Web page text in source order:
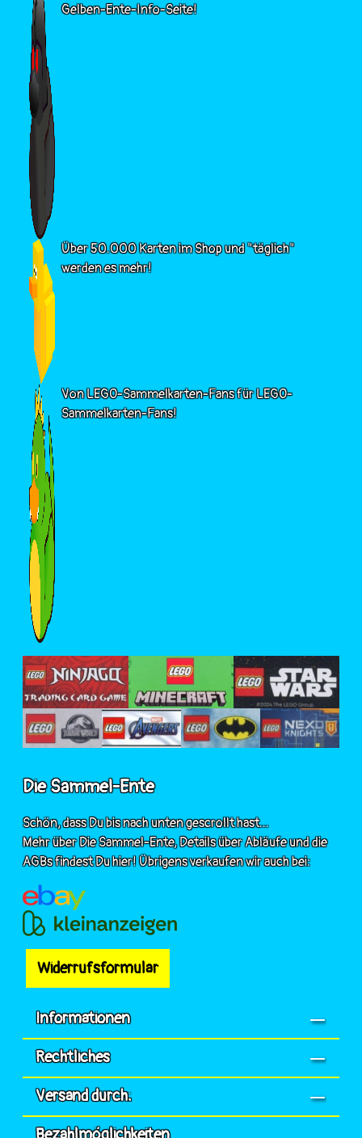
Gelben-Ente-Info-Seite!
Über 50.000 Karten im Shop und "täglich"
werden es mehr!
Von LEGO-Sammelkarten-Fans für LEGO-
Sammelkarten-Fans!
Die Sammel-Ente
Schön, dass Du bis nach unten gescrollt hast...
Mehr über Die Sammel-Ente, Details über Abläufe und die
AGBs findest Du hier! Übrigens verkaufen wir auch bei:
Widerrufsformular
Informationen
Rechtliches
Versand durch: